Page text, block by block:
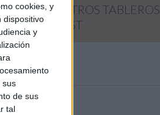
cookies, y
dispositivo
y
sus
de sus
tal
SIGUE NUESTROS TABLEROS
EN PINTEREST